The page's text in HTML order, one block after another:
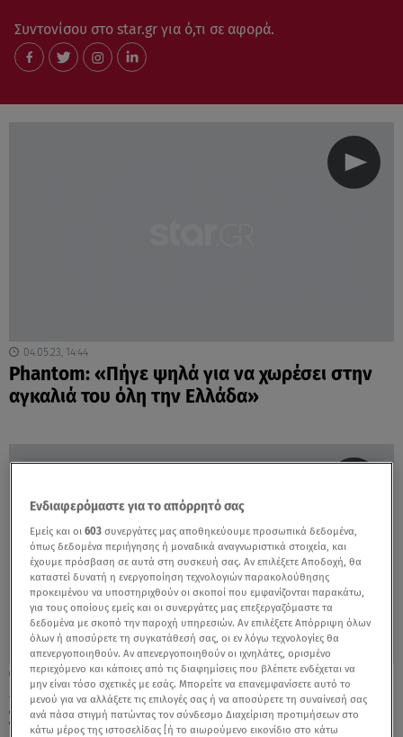
Συντονίσου στο star.gr για ό,τι σε αφορά.
04.05.23, 14:44
Phantom: «Πήγε ψηλά για να χωρέσει στην
αγκαλιά του όλη την Ελλάδα»
09.02.23, 16:17
«Σε αγαπώ πολύ»: Τα τελευταία λόγια του
Στάθη Τσιτλακίδη στον αδελφό του
Ενδιαφερόμαστε για το απόρρητό σας
Εμείς και οι603 συνεργάτες μας αποθηκεύουμε προσωπικά δεδομένα,
όπως δεδομένα περιήγησης ή μοναδικά αναγνωριστικά στοιχεία, και
έχουμε πρόσβαση σε αυτά στη συσκευή σας. Αν επιλέξετε Αποδοχή, θα
καταστεί δυνατή η ενεργοποίηση τεχνολογιών παρακολούθησης
προκειμένου να υποστηριχθούν οι σκοποί που εμφανίζονται παρακάτω,
για τους οποίους εμείς και οι συνεργάτες μας επεξεργαζόμαστε τα
δεδομένα με σκοπό την παροχή υπηρεσιών. Αν επιλέξετε Απόρριψη όλων
όλων ή αποσύρετε τη συγκατάθεσή σας, οι εν λόγω τεχνολογίες θα
απενεργοποιηθούν. Αν απενεργοποιηθούν οι ιχνηλάτες, ορισμένο
περιεχόμενο και κάποιες από τις διαφημίσεις που βλέπετε ενδέχεται να
μην είναι τόσο σχετικές με εσάς. Μπορείτε να επανεμφανίσετε αυτό το
μενού για να αλλάξετε τις επιλογές σας ή να αποσύρετε τη συναίνεσή σας
ανά πάσα στιγμή πατώντας τον σύνδεσμο Διαχείριση προτιμήσεων στο
κάτω μέρος της ιστοσελίδας [ή το αιωρούμενο εικονίδιο στο κάτω